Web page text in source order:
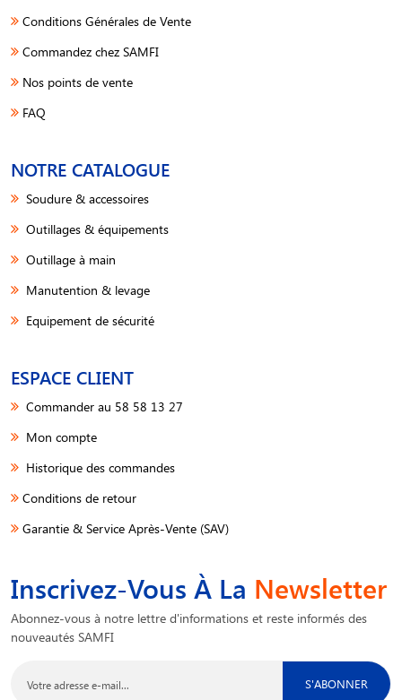
Conditions Générales de Vente
Commandez chez SAMFI
Nos points de vente
FAQ
NOTRE CATALOGUE
Soudure & accessoires
Outillages & équipements
Outillage à main
Manutention & levage
Equipement de sécurité
ESPACE CLIENT
Commander au 58 58 13 27
Mon compte
Historique des commandes
Conditions de retour
Garantie & Service Après-Vente (SAV)
Inscrivez-Vous À La Newsletter
Abonnez-vous à notre lettre d'informations et reste informés des
nouveautés SAMFI
S'ABONNER